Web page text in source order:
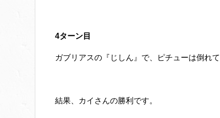
4ターン目
ガブリアスの『じしん』で、ピチューは倒れ
結果、カイさんの勝利です。